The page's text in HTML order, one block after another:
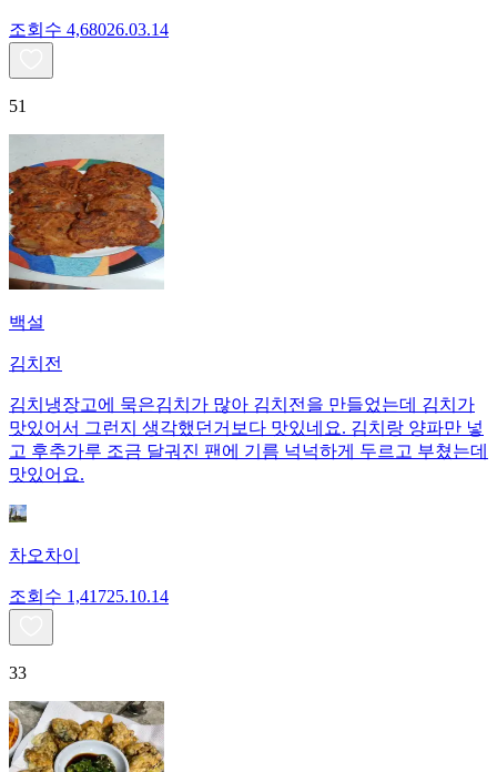
조회수 4,68026.03.14
51
백설
김치전
김치냉장고에 묵은김치가 많아 김치전을 만들었는데 김치가
맛있어서 그런지 생각했던거보다 맛있네요. 김치랑 양파만 넣
고 후추가루 조금 달궈진 팬에 기름 넉넉하게 두르고 부쳤는데
맛있어요.
차오차이
조회수 1,41725.10.14
33